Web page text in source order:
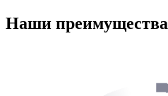
Наши преимущества